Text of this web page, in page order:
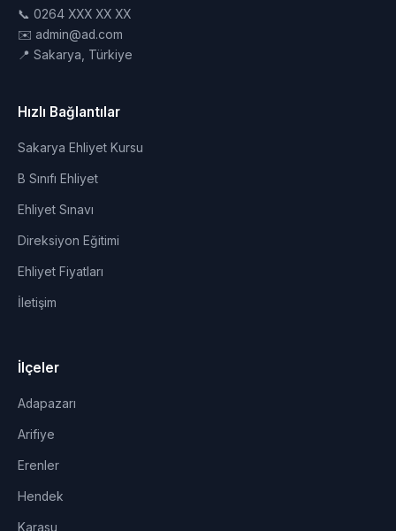
📞 0264 XXX XX XX
✉️ admin@ad.com
📍 Sakarya, Türkiye
Hızlı Bağlantılar
Sakarya Ehliyet Kursu
B Sınıfı Ehliyet
Ehliyet Sınavı
Direksiyon Eğitimi
Ehliyet Fiyatları
İletişim
İlçeler
Adapazarı
Arifiye
Erenler
Hendek
Karasu